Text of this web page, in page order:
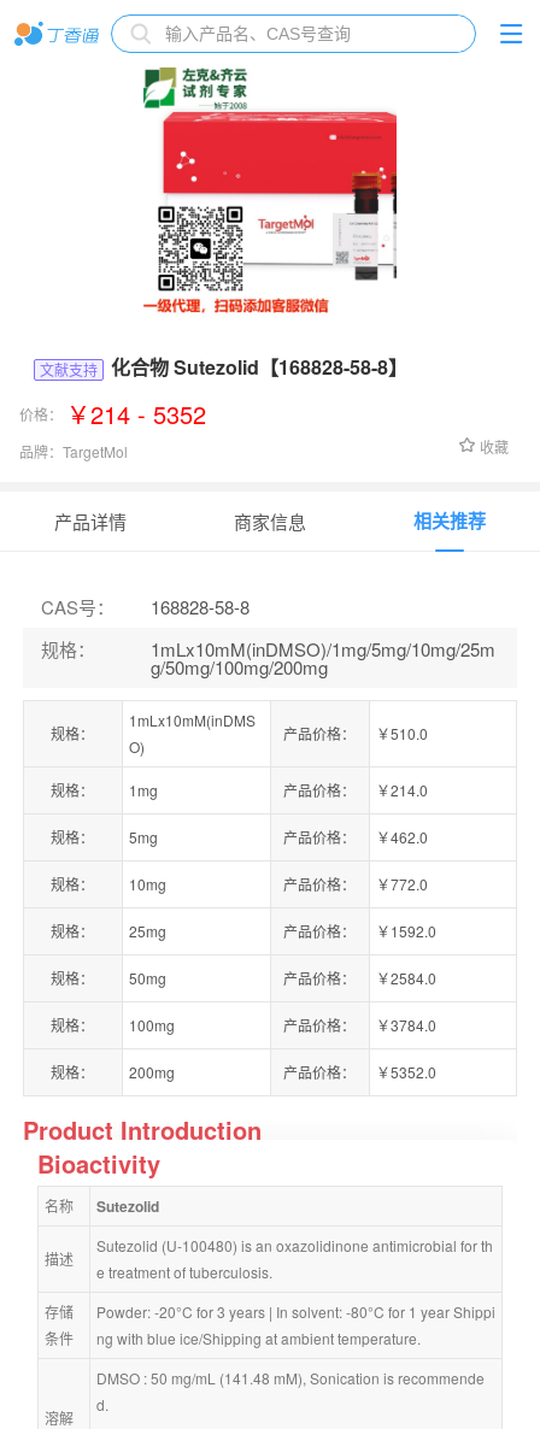
文献支持 化合物 Sutezolid【168828-58-8】
价格： ￥214 - 5352
品牌： TargetMol 收藏
产品详情 商家信息 相关推荐
CAS号：
168828-58-8
规格： 1mLx10mM(inDMSO)/1mg/5mg/10mg/25m
g/50mg/100mg/200mg
规格：
1mLx10mM(inDMS
O)
产品价格： ￥510.0
规格： 1mg 产品价格： ￥214.0
规格： 5mg 产品价格： ￥462.0
规格： 10mg 产品价格： ￥772.0
规格： 25mg 产品价格： ￥1592.0
规格： 50mg 产品价格： ￥2584.0
规格： 100mg 产品价格： ￥3784.0
规格： 200mg 产品价格： ￥5352.0
Product Introduction
Bioactivity
名称 Sutezolid
描述
Sutezolid (U-100480) is an oxazolidinone antimicrobial for th
e treatment of tuberculosis.
存储
条件
Powder: -20°C for 3 years | In solvent: -80°C for 1 year Shippi
ng with blue ice/Shipping at ambient temperature.
溶解
DMSO : 50 mg/mL (141.48 mM), Sonication is recommende
d.